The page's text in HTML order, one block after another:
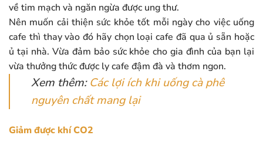
về tim mạch và ngăn ngừa được ung thư.
Nên muốn cải thiện sức khỏe tốt mỗi ngày cho việc uống
cafe thì thay vào đó hãy chọn loại cafe đã qua ủ sẵn hoặc
ủ tại nhà. Vừa đảm bảo sức khỏe cho gia đình của bạn lại
vừa thưởng thức được ly cafe đậm đà và thơm ngon.
Xem thêm:Các lợi ích khi uống cà phê
nguyên chất mang lại
Giảm được khí CO2